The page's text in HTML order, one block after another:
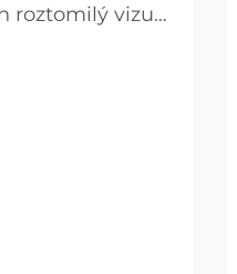
roztomilý vizuál
značky a